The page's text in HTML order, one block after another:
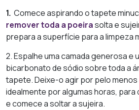
1. Comece aspirando o tapete
remover toda a poeirasolta e
prepara a superfície para a limpeza
2. Espalhe uma camada generosa e
bicarbonato de sódio sobre toda a
tapete. Deixe-o agir por pelo menos
idealmente por algumas horas,
e comece a soltar a sujeira.